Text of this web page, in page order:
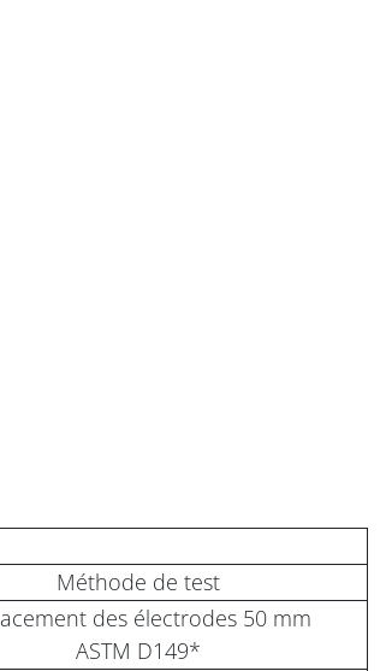
Méthode de test
des électrodes 50 mm
ASTM D149*